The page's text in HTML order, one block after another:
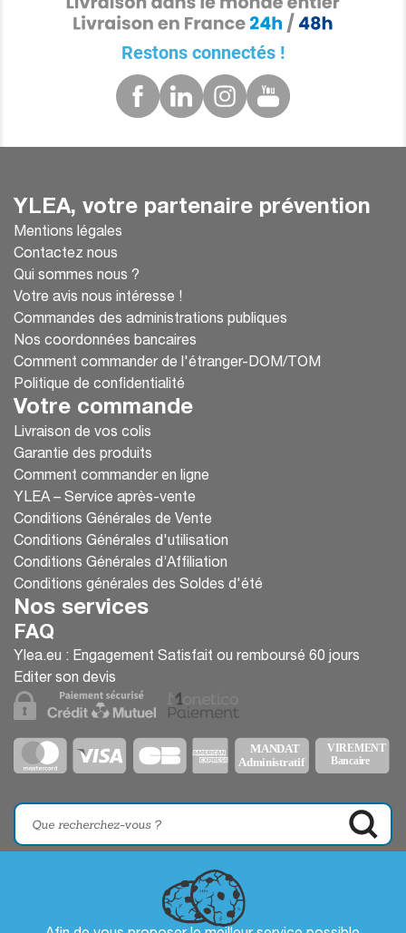
Restons connectés !
YLEA, votre partenaire prévention
Mentions légales
Contactez nous
Qui sommes nous ?
Votre avis nous intéresse !
Commandes des administrations publiques
Nos coordonnées bancaires
Comment commander de l'étranger-DOM/TOM
Politique de confidentialité
Votre commande
Livraison de vos colis
Garantie des produits
Comment commander en ligne
YLEA – Service après-vente
Conditions Générales de Vente
Conditions Générales d'utilisation
Conditions Générales d’Affiliation
Conditions générales des Soldes d'été
Nos services
FAQ
Ylea.eu : Engagement Satisfait ou remboursé 60 jours
Editer son devis